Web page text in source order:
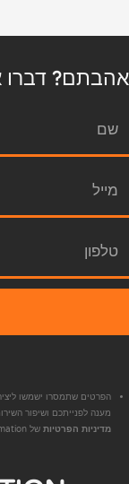
אהבתם? דברו
הפרטים שתמסרו ישמשו
מענה לפנייתכם ושיפור
מדיניות הפרטיות של Breeze Animation.